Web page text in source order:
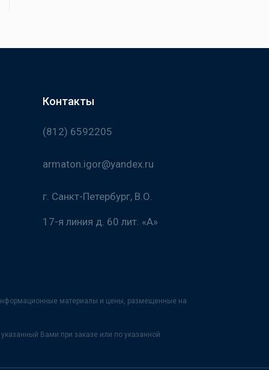
Контакты
(812) 6592205
armaton.igor@yandex.ru
г. Санкт-Петербург, В.О.
17-я линия д. 60 лит. «А»
материалы и цены, размещенные на
Вами при заказе или по указанной